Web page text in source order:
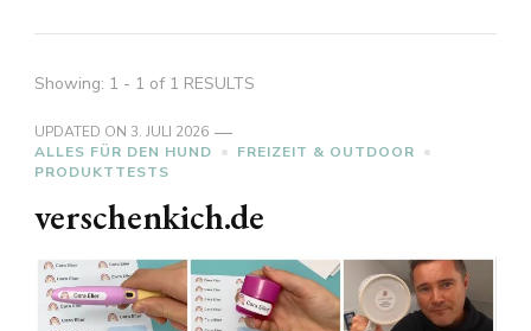
Showing: 1 - 1 of 1 RESULTS
UPDATED ON 3. JULI 2026
ALLES FÜR DEN HUND
FREIZEIT & OUTDOOR
PRODUKTTESTS
verschenkich.de